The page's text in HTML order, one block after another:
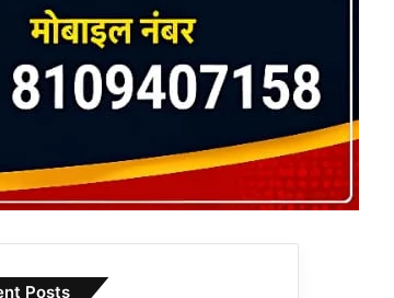
Posts